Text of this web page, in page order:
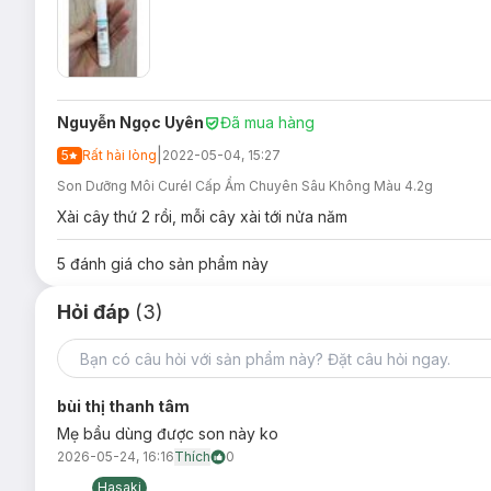
Nguyễn Ngọc Uyên Đã mua hàng
5 Rất hài lòng 2022-05-04, 15:27
Son Dưỡng Môi Curél Cấp Ẩm Chuyên Sâu Không Màu 4.2g
Xài cây thứ 2 rồi, mỗi cây xài tới nửa năm
5 đánh giá cho sản phẩm này
Hỏi đáp (3)
bùi thị thanh tâm
Mẹ bầu dùng được son này ko
2026-05-24, 16:16Thích
0
Hasaki